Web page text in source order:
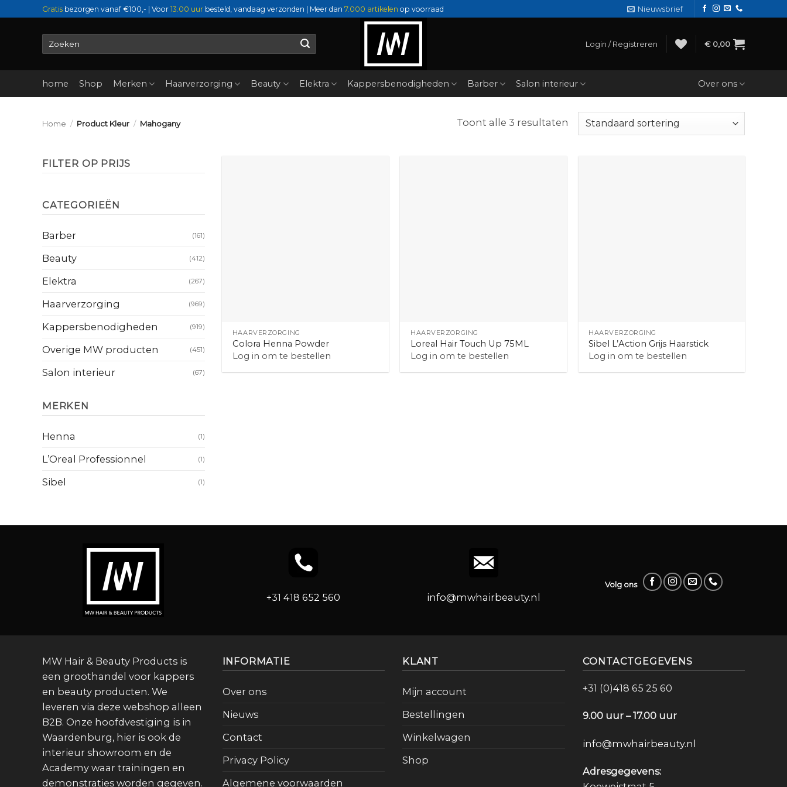
Gratis bezorgen vanaf €100,- | Voor 13.00 uur besteld, vandaag verzonden | Meer dan 7.000 artikelen op voorraad Nieuwsbrief
Zoeken
Login / Registreren € 0,00
home Shop Merken Haarverzorging Beauty Elektra Kappersbenodigheden Barber Salon interieur Over ons
Home / Product Kleur / Mahogany Toont alle 3 resultaten
FILTER OP PRIJS
CATEGORIEËN
Barber (161)
Beauty (412)
Elektra (267)
Haarverzorging (969)
Kappersbenodigheden (919)
Overige MW producten (451)
Salon interieur (67)
MERKEN
Henna (1)
L’Oreal Professionnel (1)
Sibel (1)
HAARVERZORGING
Colora Henna Powder
Log in om te bestellen
HAARVERZORGING
Loreal Hair Touch Up 75ML
Log in om te bestellen
HAARVERZORGING
Sibel L’Action Grijs Haarstick
Log in om te bestellen
+31 418 652 560 info@mwhairbeauty.nl
Volg ons
MW Hair & Beauty Products is
een groothandel voor kappers
en beauty producten. We
leveren via deze webshop alleen
B2B. Onze hoofdvestiging is in
Waardenburg, hier is ook de
interieur showroom en de
Academy waar trainingen en
demonstraties worden gegeven.
INFORMATIE
Over ons
Nieuws
Contact
Privacy Policy
Algemene voorwaarden
KLANT
Mijn account
Bestellingen
Winkelwagen
Shop
CONTACTGEGEVENS
+31 (0)418 65 25 60
9.00 uur – 17.00 uur
info@mwhairbeauty.nl
Adresgegevens: